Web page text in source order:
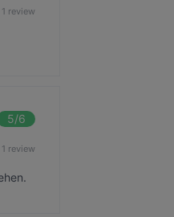
1 review
5/6
1 review